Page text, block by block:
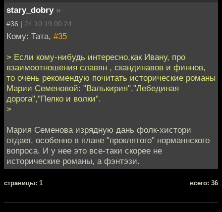
stary_dobry »
#36 | 24.10.19 00:24
Кому: Тата, #35
> Если кому-нибудь интересно,как Ивану, про
взаимоотношения славян , скандинавов и финнов,
то очень рекомендую почитать исторические романы
Марии Семеновой: "Валькирия","Лебединая
дорога","Пелко и волки".
>
Мария Семенова изрядную дань фолк-хистори
отдает, особенно в плане "проклятого" норманнского
вопроса. И у нее это все-таки скорее не
исторические романы, а фэнтэзи.
cтраницы: 1 всего: 36